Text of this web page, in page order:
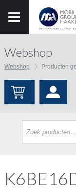
Webshop
Webshop Producten